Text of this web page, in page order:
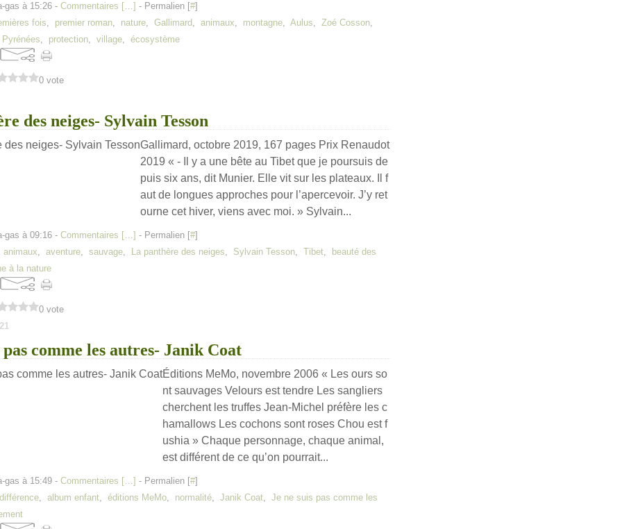
gas à 15:26 - Commentaires […] - Permalien [#]
fois, premier roman, nature, Gallimard, animaux, montagne, Aulus, Zoé Cosson,
Pyrénées, protection, village, écosystème
0 vote
des neiges- Sylvain Tesson
Gallimard, octobre 2019, 167 pages Prix Renaudot
2019 « - Il y a une bête au Tibet que je poursuis de
puis six ans, dit Munier. Elle vit sur les plateaux. Il f
aut de longues approches pour l’apercevoir. J’y ret
ourne cet hiver, viens avec moi. » Sylvain...
gas à 09:16 - Commentaires […] - Permalien [#]
animaux, aventure, sauvage, La panthère des neiges, Sylvain Tesson, Tibet,
beauté des
à la nature
0 vote
pas comme les autres- Janik Coat
Éditions MeMo, novembre 2006 « Les ours so
nt sauvages Velours est tendre Les sangliers
cherchent les truffes Jean-Michel préfère les c
hamallows Les cochons sont roses Chou est f
ushia » Chaque personnage, chaque animal,
est différent de ce qu’on pourrait...
gas à 15:49 - Commentaires […] - Permalien [#]
différence, album enfant, éditions MeMo, normalité, Janik Coat, Je ne suis pas comme les